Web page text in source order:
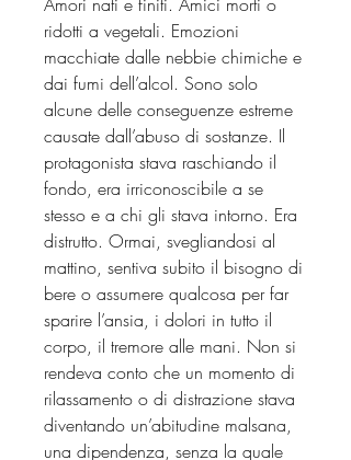
ridotti a vegetali. Emozioni
macchiate dalle nebbie chimiche e
dai fumi dell’alcol. Sono solo
alcune delle conseguenze estreme
causate dall’abuso di sostanze. Il
protagonista stava raschiando il
fondo, era irriconoscibile a se
stesso e a chi gli stava intorno. Era
distrutto. Ormai, svegliandosi al
mattino, sentiva subito il bisogno di
bere o assumere qualcosa per far
sparire l’ansia, i dolori in tutto il
corpo, il tremore alle mani. Non si
rendeva conto che un momento di
rilassamento o di distrazione stava
diventando un’abitudine malsana,
una dipendenza, senza la quale